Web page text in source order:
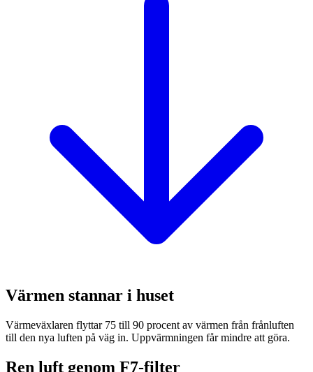
Värmen stannar i huset
Värmeväxlaren flyttar 75 till 90 procent av värmen från frånluften
till den nya luften på väg in. Uppvärmningen får mindre att göra.
Ren luft genom F7-filter